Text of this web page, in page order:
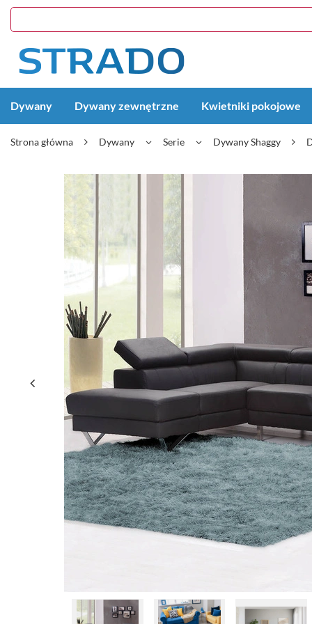
Dywany Dywany zewnętrzne Kwietniki pokojowe
Strona główna Dywany Serie Dywany Shaggy